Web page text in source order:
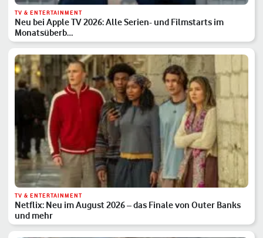
TV & ENTERTAINMENT
Neu bei Apple TV 2026: Alle Serien- und Filmstarts im
Monatsüberb…
TV & ENTERTAINMENT
Netflix: Neu im August 2026 – das Finale von Outer Banks
und mehr